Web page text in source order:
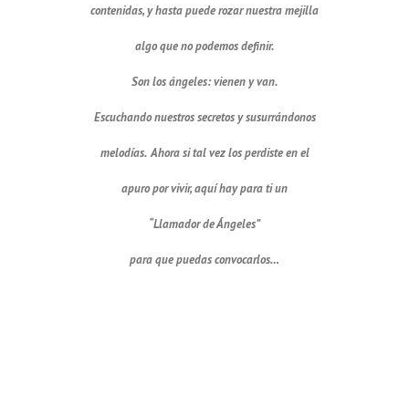
contenidas, y hasta puede rozar nuestra mejilla
algo que no podemos definir.
Son los ángeles: vienen y van.
Escuchando nuestros secretos y susurrándonos
melodías. Ahora si tal vez los perdiste en el
apuro por vivir, aquí hay para ti un
“Llamador de Ángeles”
para que puedas convocarlos…